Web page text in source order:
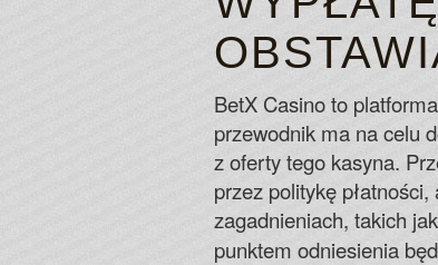
BetX Casino to
przewodnik ma na celu
z oferty tego kasyna.
przez politykę
zagadnieniach, takich jak
punktem odniesienia